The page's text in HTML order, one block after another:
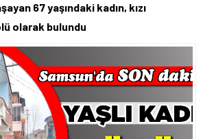
67 yaşındaki kadın, kızı
olarak bulundu